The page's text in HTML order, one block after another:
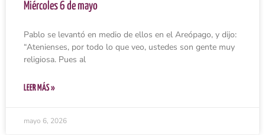
Miércoles 6 de mayo
Pablo se levantó en medio de ellos en el Areópago, y dijo:
“Atenienses, por todo lo que veo, ustedes son gente muy
religiosa. Pues al
LEER MÁS »
mayo 6, 2026